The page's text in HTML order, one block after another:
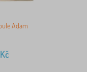
Adam
Kč